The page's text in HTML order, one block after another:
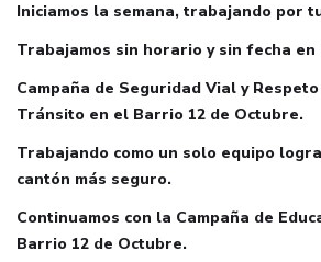
Iniciamos la semana, trabajando por
Trabajamos sin horario y sin fecha
Campaña de Seguridad Vial y
Tránsito en el Barrio 12 de Octubre.
Trabajando como un solo equipo
cantón más seguro.
Continuamos con la Campaña de
Barrio 12 de Octubre.